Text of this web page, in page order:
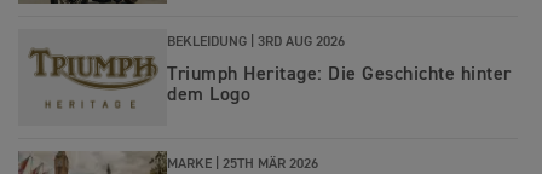
BEKLEIDUNG | 3RD AUG 2026
Triumph Heritage: Die Geschichte hinter
dem Logo
MARKE | 25TH MÄR 2026